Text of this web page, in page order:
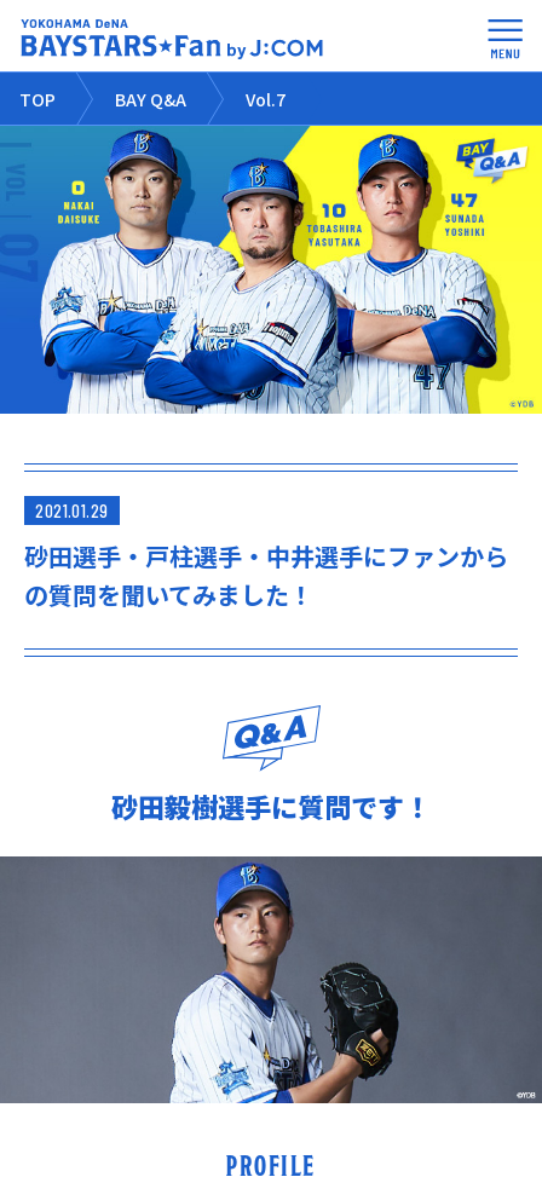
TOP BAY Q&A Vol.7
2021.01.29
砂田選手・戸柱選手・中井選手にファンから
の質問を聞いてみました！
砂田毅樹選手に質問です！
PROFILE